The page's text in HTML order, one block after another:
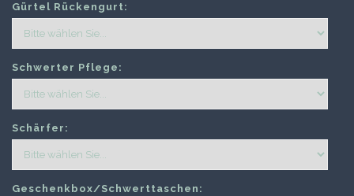
Gürtel Rückengurt:
Schwerter Pflege:
Schärfer:
Geschenkbox/Schwerttaschen: